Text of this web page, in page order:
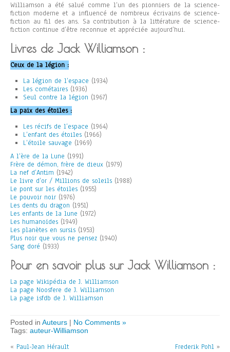
Williamson a été salué comme l’un des pionniers de la science-
fiction moderne et a influencé de nombreux écrivains de science-
fiction au fil des ans. Sa contribution à la littérature de science-
fiction continue d’être reconnue et appréciée aujourd’hui.
Livres de Jack Williamson :
Ceux de la légion :
La légion de l’espace (1934)
Les cométaires (1936)
Seul contre la légion (1967)
La paix des étoiles :
Les récifs de l’espace (1964)
L’enfant des étoiles (1966)
L’étoile sauvage (1969)
A l’ère de la Lune (1991)
Frère de démon, frère de dieux (1979)
La nef d’Antim (1942)
Le livre d’or / Millions de soleils (1988)
Le pont sur les étoiles (1955)
Le pouvoir noir (1976)
Les dents du dragon (1951)
Les enfants de la lune (1972)
Les humanoïdes (1949)
Les planètes en sursis (1953)
Plus noir que vous ne pensez (1940)
Sang doré (1933)
Pour en savoir plus sur Jack Williamson :
La page Wikipédia de J. Williamson
La page Noosfere de J. Williamson
La page isfdb de J. Williamson
Posted in Auteurs | No Comments »
Tags: auteur-Williamson
« Paul-Jean Hérault Frederik Pohl »